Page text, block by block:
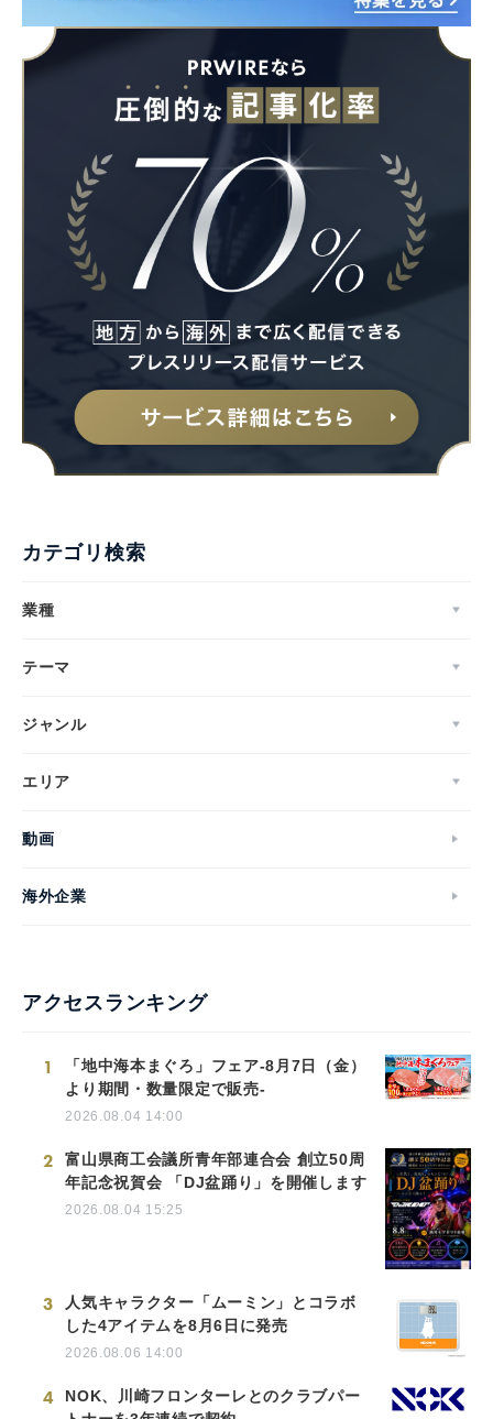
カテゴリ検索
業種
テーマ
ジャンル
エリア
動画
海外企業
アクセスランキング
1
「地中海本まぐろ」フェア-8月7日（金）
より期間・数量限定で販売-
2026.08.04 14:00
2
富山県商工会議所青年部連合会 創立50周
年記念祝賀会 「DJ盆踊り」を開催します
2026.08.04 15:25
3
人気キャラクター「ムーミン」とコラボ
した4アイテムを8月6日に発売
2026.08.06 14:00
4
NOK、川崎フロンターレとのクラブパー